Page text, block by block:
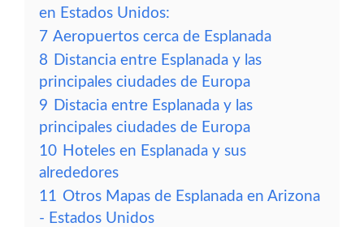
en Estados Unidos:
7 Aeropuertos cerca de Esplanada
8 Distancia entre Esplanada y las
principales ciudades de Europa
9 Distacia entre Esplanada y las
principales ciudades de Europa
10 Hoteles en Esplanada y sus
alrededores
11 Otros Mapas de Esplanada en Arizona
- Estados Unidos